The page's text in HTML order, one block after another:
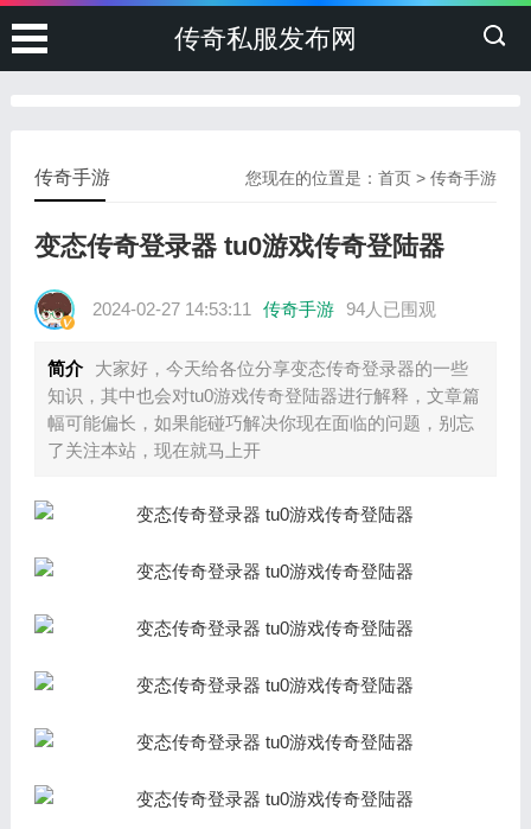
传奇私服发布网
您现在的位置是：首页 >传奇手游
传奇手游
变态传奇登录器 tu0游戏传奇登陆器
2024-02-27 14:53:11 传奇手游 94人已围观
简介
大家好，今天给各位分享变态传奇登录器的一些
知识，其中也会对tu0游戏传奇登陆器进行解释，文章篇
幅可能偏长，如果能碰巧解决你现在面临的问题，别忘
了关注本站，现在就马上开